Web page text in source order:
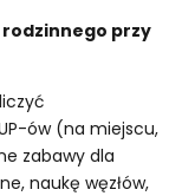
rodzinnego przy
ów (na miejscu,
zabawy dla
naukę węzłów,